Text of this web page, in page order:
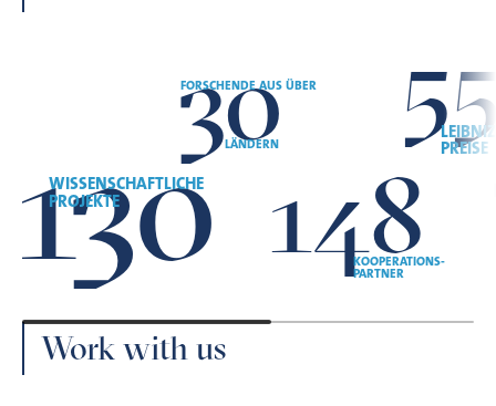
130
WISSENSCHAFTLICHE
PROJEKTE
30
FORSCHENDE AUS ÜBER
LÄNDERN
148
KOOPERATIONS-
PARTNER
PREISE
Work with us